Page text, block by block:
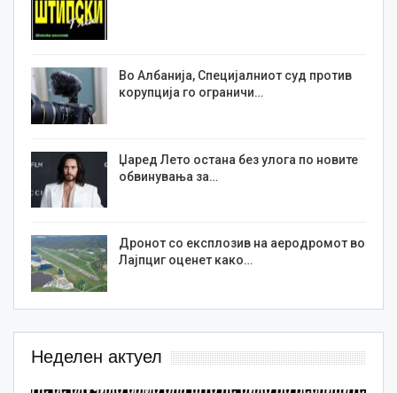
Во Албанија, Специјалниот суд против
корупција го ограничи…
Џаред Лето остана без улога по новите
обвинувања за…
Дронот со експлозив на аеродромот во
Лајпциг оценет како…
Неделен актуел